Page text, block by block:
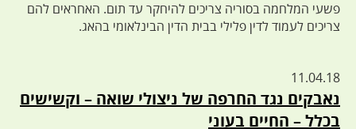
פשעי המלחמה בסוריה צריכים להיחקר עד תום. האחראים להם
צריכים לעמוד לדין פלילי בבית הדין הבינלאומי בהאג.
11.04.18
נאבקים נגד החרפה של ניצולי שואה – וקשישים
בכלל – החיים בעוני